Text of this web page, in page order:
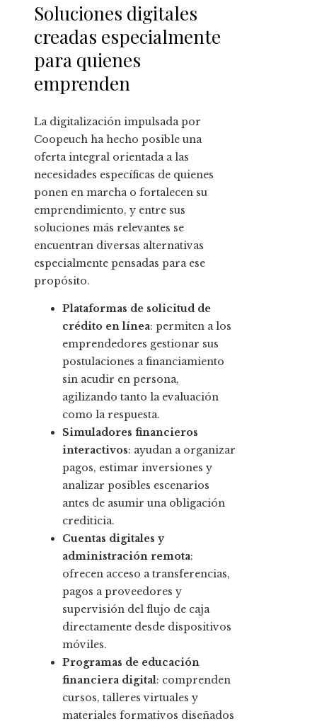
Soluciones digitales
creadas especialmente
para quienes
emprenden
La digitalización impulsada por
Coopeuch ha hecho posible una
oferta integral orientada a las
necesidades específicas de quienes
ponen en marcha o fortalecen su
emprendimiento, y entre sus
soluciones más relevantes se
encuentran diversas alternativas
especialmente pensadas para ese
propósito.
Plataformas de solicitud de
crédito en línea: permiten a los
emprendedores gestionar sus
postulaciones a financiamiento
sin acudir en persona,
agilizando tanto la evaluación
como la respuesta.
Simuladores financieros
interactivos: ayudan a organizar
pagos, estimar inversiones y
analizar posibles escenarios
antes de asumir una obligación
crediticia.
Cuentas digitales y
administración remota:
ofrecen acceso a transferencias,
pagos a proveedores y
supervisión del flujo de caja
directamente desde dispositivos
móviles.
Programas de educación
financiera digital: comprenden
cursos, talleres virtuales y
materiales formativos diseñados